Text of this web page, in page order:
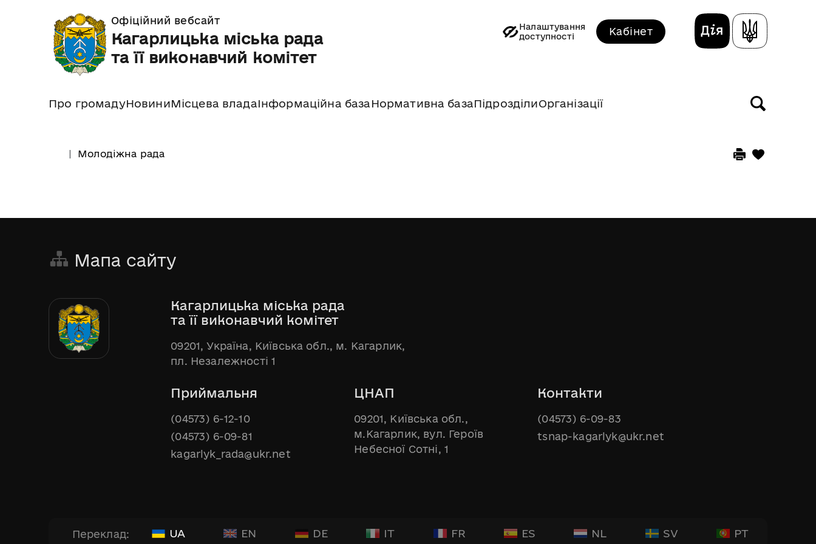
Офіційний вебсайт
Кагарлицька міська рада
та її виконавчий комітет
Налаштування
доступності
Кабінет
Про громадуНовиниМісцева владаІнформаційна база Нормативна базаПідрозділиОрганізації
Молодіжна рада
Мапа сайту
Кагарлицька міська рада
та її виконавчий комітет
09201, Україна, Київська обл., м. Кагарлик,
пл. Незалежності 1
Приймальня
(04573) 6-12-10
(04573) 6-09-81
kagarlyk_rada@ukr.net
ЦНАП
09201, Київська обл.,
м.Кагарлик, вул. Героїв
Небесної Сотні, 1
Контакти
(04573) 6-09-83
tsnap-kagarlyk@ukr.net
Переклад: UA EN DE IT FR ES NL SV PT